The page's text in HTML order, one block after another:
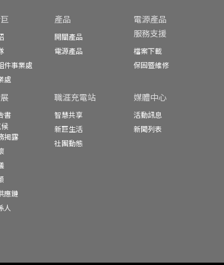
件事業處
處
產品
開關產品
電源產品
電源產品
服務支援
檔案下載
保固暨維修
書
揭露
應鏈
人
職涯充電站
智慧共享
新巨生活
社團動態
媒體中心
活動訊息
新聞列表